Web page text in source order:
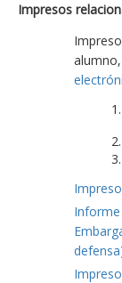
Impresos